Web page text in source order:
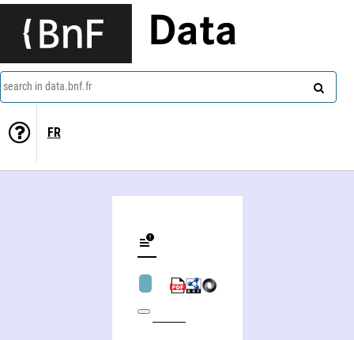
Data
search in data.bnf.fr
FR